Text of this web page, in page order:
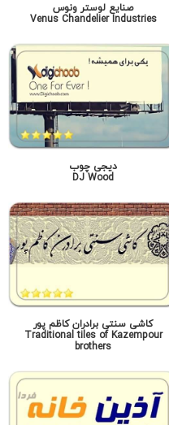
صنایع لوستر ونوس
Venus Chandelier Industries
دیجی چوب
DJ Wood
کاشی سنتی برادران کاظم پور
Traditional tiles of Kazempour
brothers